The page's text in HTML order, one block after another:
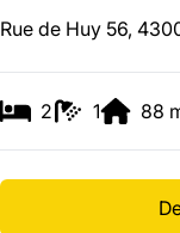
Rue de Huy 56,
2 1 88